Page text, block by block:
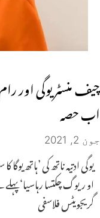
چیف منسٹر یوگی اور
اب حصہ
جون 2, 2021
یوگی ادتیہ ناتھ کی ’ہاتھ
او ریوگ چکتسا رہاسیا‘
گریجویٹس فلاسفی